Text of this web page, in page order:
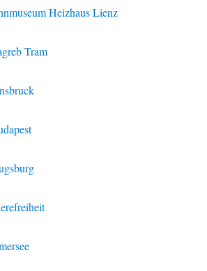
Heizhaus Lienz
Tram